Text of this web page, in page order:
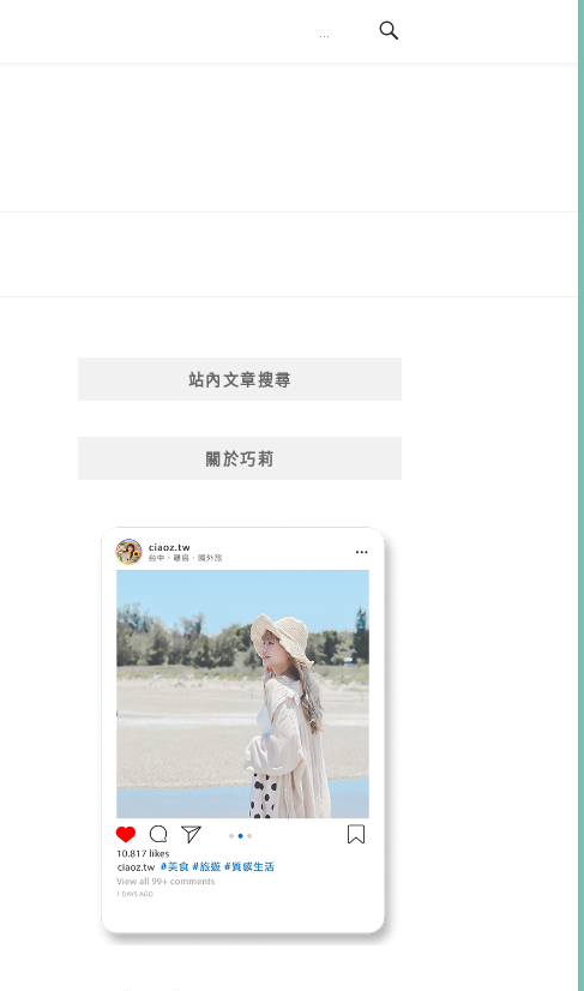
站內文章搜尋
關於巧莉